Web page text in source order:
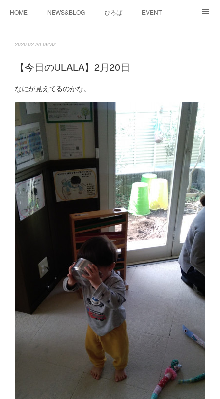
HOME NEWS&BLOG ひろば EVENT
2020.02.20 06:33
【今日のULALA】2月20日
なにが見えてるのかな。